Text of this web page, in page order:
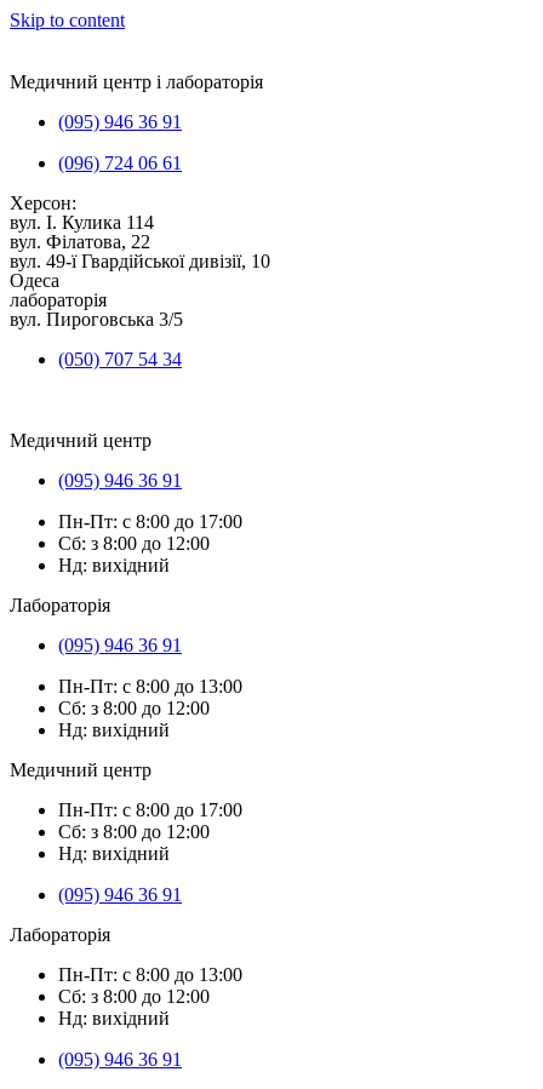
Skip to content
Медичний центр і лабораторія
(095) 946 36 91
(096) 724 06 61
Херсон:
вул. I. Кулика 114
вул. Філатова, 22
вул. 49-ї Гвардійської дивізії, 10
Одеса
лабораторія
вул. Пироговська 3/5
(050) 707 54 34
Медичний центр
(095) 946 36 91
Пн-Пт: с 8:00 до 17:00
Сб: з 8:00 до 12:00
Нд: вихідний
Лабораторія
(095) 946 36 91
Пн-Пт: с 8:00 до 13:00
Сб: з 8:00 до 12:00
Нд: вихідний
Медичний центр
Пн-Пт: с 8:00 до 17:00
Сб: з 8:00 до 12:00
Нд: вихідний
(095) 946 36 91
Лабораторія
Пн-Пт: с 8:00 до 13:00
Сб: з 8:00 до 12:00
Нд: вихідний
(095) 946 36 91